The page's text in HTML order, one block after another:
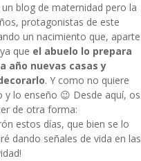
blog de maternidad pero la
protagonistas de este
un nacimiento que, aparte
que el abuelo lo prepara
año nuevas casas y
. Y como no quiere
lo enseño 😉 Desde aquí, os
de otra forma:
estos días, que bien se lo
dando señales de vida en las